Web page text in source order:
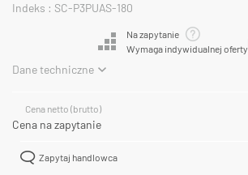
Indeks : SC-P3PUAS-180
Na zapytanie
Wymaga indywidualnej oferty
Dane techniczne
Cena netto (brutto)
Cena na zapytanie
Zapytaj handlowca